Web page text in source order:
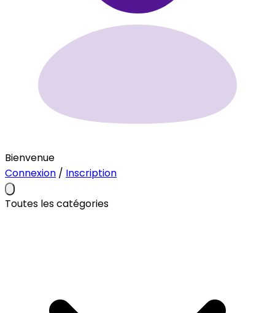
Bienvenue
Connexion / Inscription
Toutes les catégories